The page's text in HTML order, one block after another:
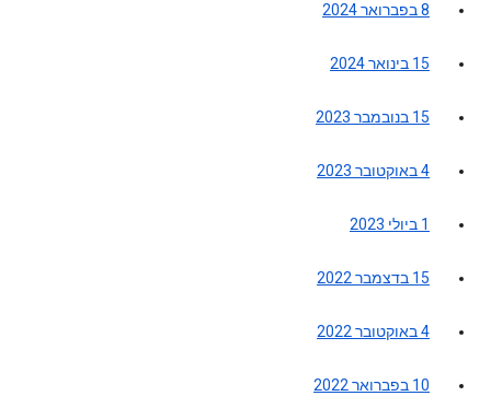
8 בפברואר 2024
15 בינואר 2024
15 בנובמבר 2023
4 באוקטובר 2023
1 ביולי 2023
15 בדצמבר 2022
4 באוקטובר 2022
10 בפברואר 2022